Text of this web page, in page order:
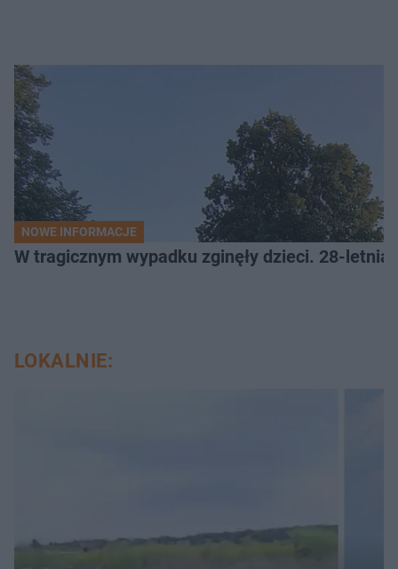
NOWE INFORMACJE
W tragicznym wypadku zginęły dzieci. 28-
LOKALNIE: